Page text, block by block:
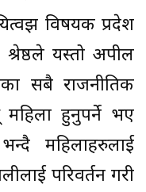
विषयक प्रदेश
श्रेष्ठले यस्तो अपील
सबै राजनीतिक
महिला हुनुपर्ने भए
महिलाहरुलाई
परिवर्तन गरी